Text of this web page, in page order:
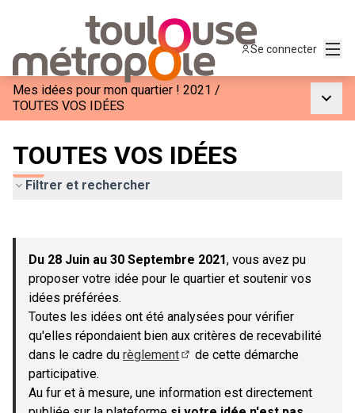
Se connecter
Mes idées pour mon quartier ! 2021 /
TOUTES VOS IDÉES
TOUTES VOS IDÉES
Filtrer et rechercher
−
Du 28 Juin au 30 Septembre 2021, vous avez pu
proposer votre idée pour le quartier et soutenir vos
idées préférées.
Toutes les idées ont été analysées pour vérifier
qu'elles répondaient bien aux critères de recevabilité
dans le cadre du règlement
de cette démarche
participative.
Au fur et à mesure, une information est directement